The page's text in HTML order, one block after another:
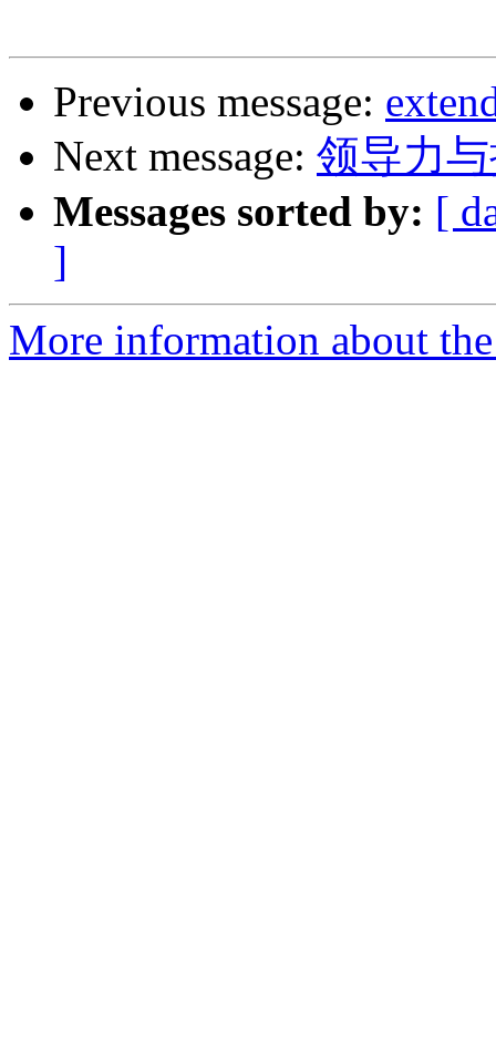
Previous message:
Next message: 领导力
Messages sorted by: [
]
More information about